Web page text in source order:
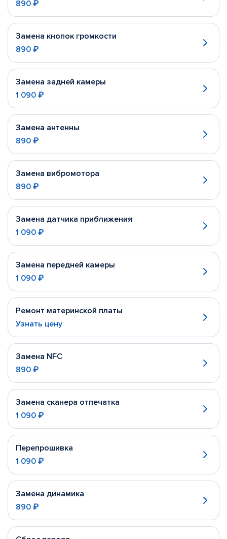
890 ₽
Замена кнопок громкости
890 ₽
Замена задней камеры
1 090 ₽
Замена антенны
890 ₽
Замена вибромотора
890 ₽
Замена датчика приближения
1 090 ₽
Замена передней камеры
1 090 ₽
Ремонт материнской платы
Узнать цену
Замена NFC
890 ₽
Замена сканера отпечатка
1 090 ₽
Перепрошивка
1 090 ₽
Замена динамика
890 ₽